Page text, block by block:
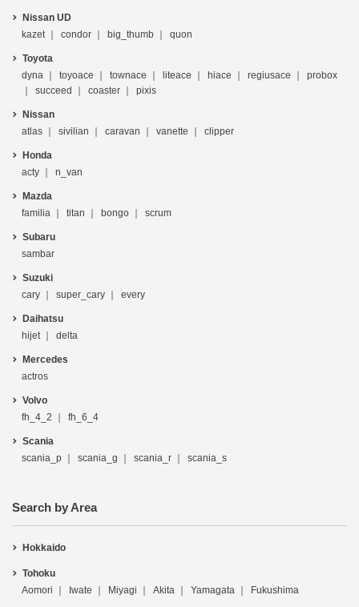
Nissan UD
kazet
condor big_thumb quon
Toyota
dyna
toyoace townace liteace hiace regiusace
probox
succeed
coaster pixis
Nissan
atlas
sivilian caravan vanette clipper
Honda
acty
n_van
Mazda
familia
titan bongo scrum
Subaru
sambar
Suzuki
cary
super_cary every
Daihatsu
hijet
delta
Mercedes
actros
Volvo
fh_4_2
fh_6_4
Scania
scania_p
scania_g scania_r scania_s
Search by Area
Hokkaido
Tohoku
Aomori
Iwate Miyagi Akita Yamagata Fukushima